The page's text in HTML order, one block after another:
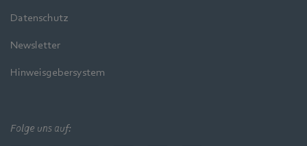
Datenschutz
Newsletter
Hinweisgebersystem
Folge uns auf: